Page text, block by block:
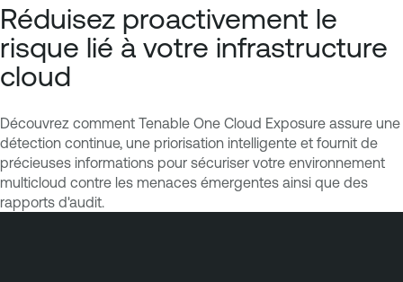
Réduisez proactivement le
risque lié à votre infrastructure
cloud
Découvrez comment Tenable One Cloud Exposure assure une
détection continue, une priorisation intelligente et fournit de
précieuses informations pour sécuriser votre environnement
multicloud contre les menaces émergentes ainsi que des
rapports d'audit.